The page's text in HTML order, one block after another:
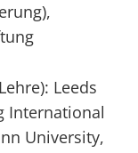
Leeds
International
University,